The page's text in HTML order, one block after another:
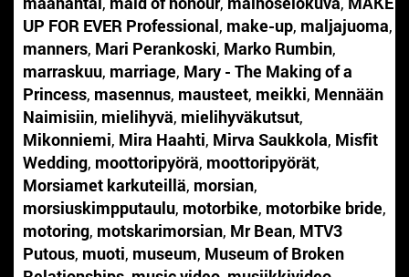
UP FOR EVER Professional, make-up, maljajuoma,
manners, Mari Perankoski, Marko Rumbin,
marraskuu, marriage, Mary - The Making of a
Princess, masennus, mausteet, meikki, Mennään
Naimisiin, mielihyvä, mielihyväkutsut,
Mikonniemi, Mira Haahti, Mirva Saukkola, Misfit
Wedding, moottoripyörä, moottoripyörät,
Morsiamet karkuteillä, morsian,
morsiuskimpputaulu, motorbike, motorbike bride,
motoring, motskarimorsian, Mr Bean, MTV3
Putous, muoti, museum, Museum of Broken